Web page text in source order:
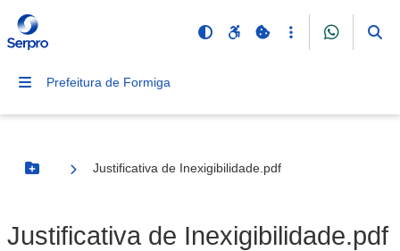
Prefeitura de Formiga
Botão Menu
Justificativa de Inexigibilidade.pdf
Justificativa de Inexigibilidade.pdf